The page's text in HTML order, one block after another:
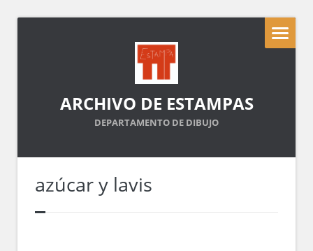
ARCHIVO DE ESTAMPAS
DEPARTAMENTO DE DIBUJO
azúcar y lavis